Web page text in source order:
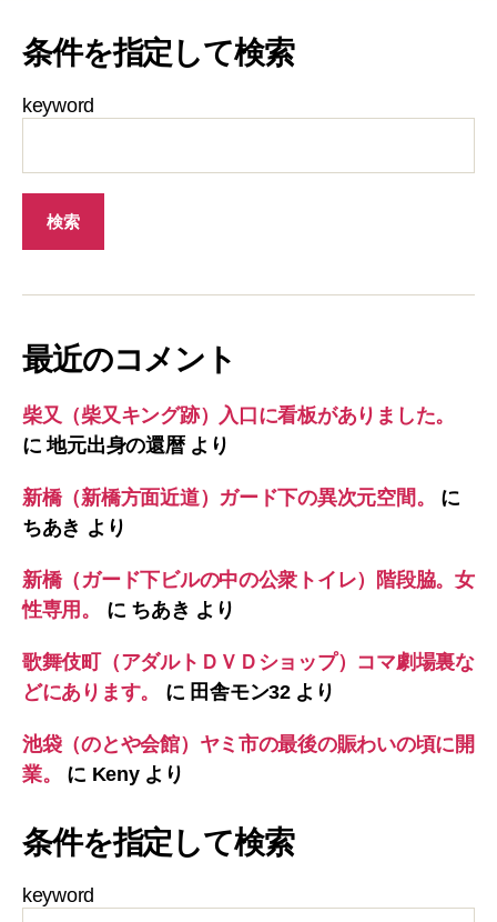
条件を指定して検索
keyword
最近のコメント
柴又（柴又キング跡）入口に看板がありました。
に地元出身の還暦より
新橋（新橋方面近道）ガード下の異次元空間。
に
ちあき より
新橋（ガード下ビルの中の公衆トイレ）階段脇。女
性専用。
に ちあき より
歌舞伎町（アダルトＤＶＤショップ）コマ劇場裏な
どにあります。
に 田舎モン32より
池袋（のとや会館）ヤミ市の最後の賑わいの頃に開
業。
に Kenyより
条件を指定して検索
keyword